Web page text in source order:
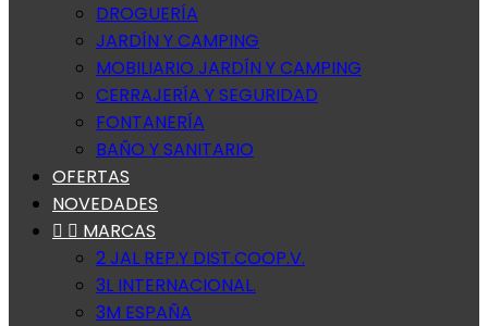
DROGUERÍA
JARDÍN Y CAMPING
MOBILIARIO JARDÍN Y CAMPING
CERRAJERÍA Y SEGURIDAD
FONTANERÍA
BAÑO Y SANITARIO
OFERTAS
NOVEDADES
  MARCAS
2 JAL REP.Y DIST.COOP.V.
3L INTERNACIONAL.
3M ESPAÑA